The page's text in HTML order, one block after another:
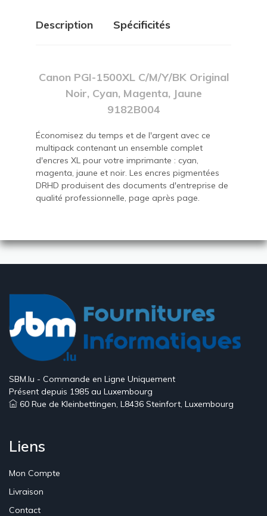
Description Spécificités
Canon PGI-1500XL C/M/Y/BK Original
Noir, Cyan, Magenta, Jaune
9182B004
Économisez du temps et de l'argent avec ce
multipack contenant un ensemble complet
d'encres XL pour votre imprimante : cyan,
magenta, jaune et noir. Les encres pigmentées
DRHD produisent des documents d'entreprise de
qualité professionnelle, page après page.
SBM.lu - Commande en Ligne Uniquement
Présent depuis 1985 au Luxembourg
60 Rue de Kleinbettingen, L8436 Steinfort, Luxembourg
Liens
Mon Compte
Livraison
Contact